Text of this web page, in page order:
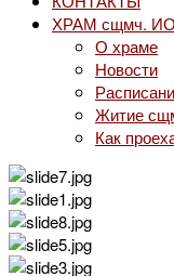
ХРАМ сщмч.
О храме
Новости
Житие
Как